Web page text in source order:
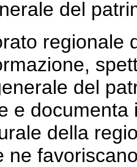
del
regionale
del
e
della
ne